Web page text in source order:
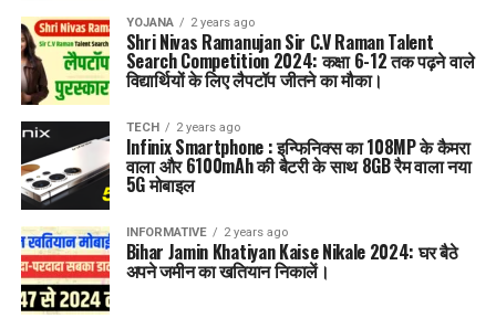
YOJANA 2 years ago
Shri Nivas Ramanujan Sir C.V Raman Talent
Search Competition 2024: कक्षा 6-12 तक पढ़ने वाले
विद्यार्थियों के लिए लैपटॉप जीतने का मौका।
TECH 2 years ago
Infinix Smartphone : इन्फिनिक्स का 108MP के कैमरा
वाला और 6100mAh की बैटरी के साथ 8GB रैम वाला नया
5G मोबाइल
INFORMATIVE 2 years ago
Bihar Jamin Khatiyan Kaise Nikale 2024: घर बैठे
अपने जमीन का खतियान निकालें।